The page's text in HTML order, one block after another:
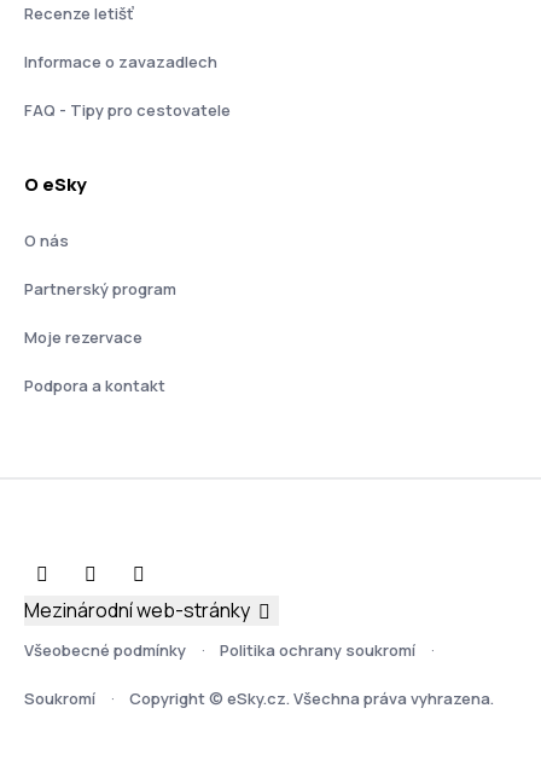
Recenze letišť
Informace o zavazadlech
FAQ - Tipy pro cestovatele
O eSky
O nás
Partnerský program
Moje rezervace
Podpora a kontakt
Všeobecné podmínky Politika ochrany soukromí
Soukromí Copyright © eSky.cz. Všechna práva vyhrazena.
Mezinárodní web-stránky